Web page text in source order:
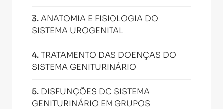
3.ANATOMIA E FISIOLOGIA DO
SISTEMA UROGENITAL
4.TRATAMENTO DAS DOENÇAS DO
SISTEMA GENITURINÁRIO
5. DISFUNÇÕES DO SISTEMA
GENITURINÁRIO EM GRUPOS